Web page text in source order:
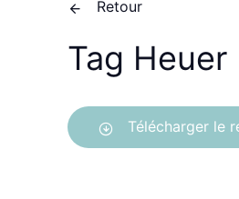
Retour
Tag Heuer
Télécharger le